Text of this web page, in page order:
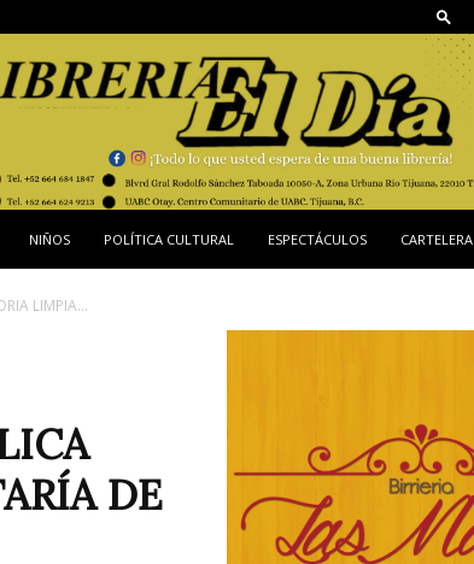
NIÑOS POLÍTICA CULTURAL ESPECTÁCULOS CARTELERA
LIMPIA...
DE